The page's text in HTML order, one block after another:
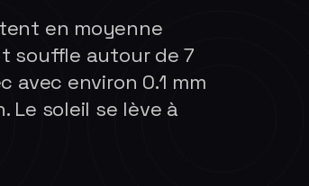
en moyenne
souffle autour de 7
avec environ 0.1 mm
Le soleil se lève à